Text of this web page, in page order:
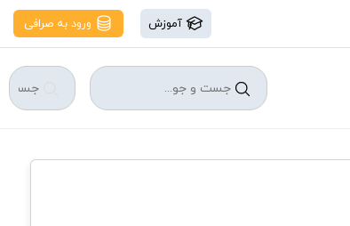
آموزش ورود به صرافی